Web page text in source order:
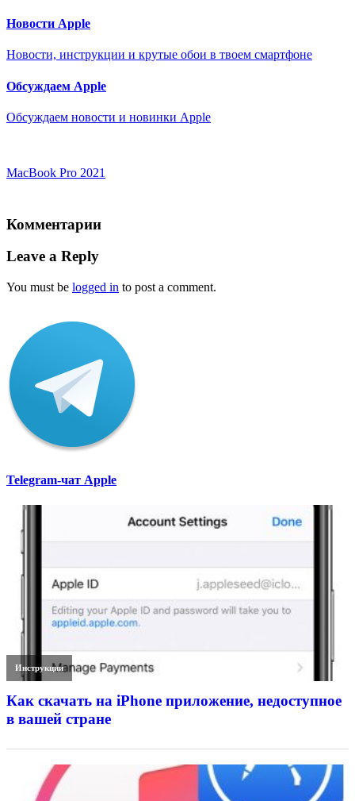
Новости Apple
Новости, инструкции и крутые обои в твоем смартфоне
Обсуждаем Apple
Обсуждаем новости и новинки Apple
MacBook Pro 2021
Комментарии
Leave a Reply
You must be logged in to post a comment.
Telegram-чат Apple
Инструкции
Как скачать на iPhone приложение, недоступное
в вашей стране